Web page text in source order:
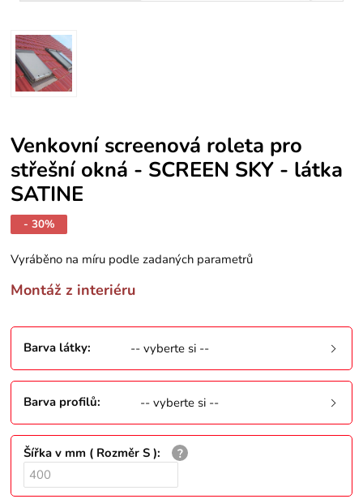
Venkovní screenová roleta pro
střešní okná - SCREEN SKY - látka
SATINE
- 30%
Vyráběno na míru podle zadaných parametrů
Montáž z interiéru
Barva látky: -- vyberte si --
Barva profilů: -- vyberte si --
Šířka v mm ( Rozměr S ):